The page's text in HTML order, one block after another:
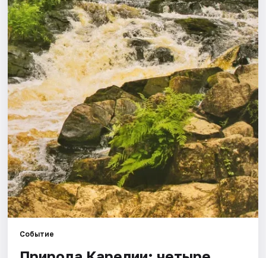
Города
Площадки
Артисты
Рейтинги
Событие